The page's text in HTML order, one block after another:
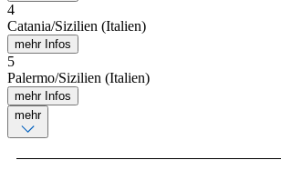
4
Catania/Sizilien (Italien)
mehr Infos
5
Palermo/Sizilien (Italien)
mehr Infos
mehr